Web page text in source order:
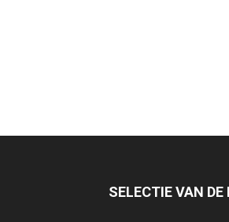
SELECTIE VAN DE